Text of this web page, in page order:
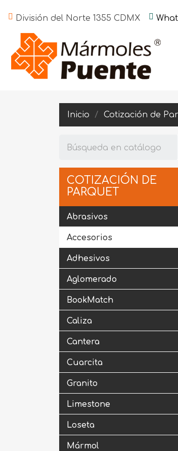
División del Norte 1355 CDMX
Inicio Cotización de
COTIZACIÓN DE
PARQUET
Abrasivos
Accesorios
Adhesivos
Aglomerado
BookMatch
Caliza
Cantera
Cuarcita
Granito
Limestone
Loseta
Mármol